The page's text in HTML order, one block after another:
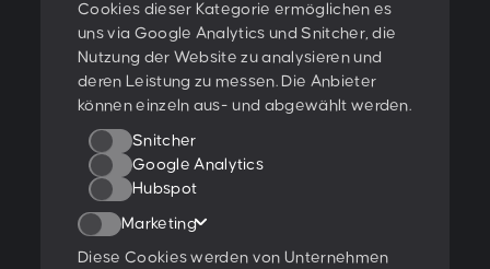
Cookies dieser Kategorie ermöglichen es
uns via Google Analytics und Snitcher, die
Nutzung der Website zu analysieren und
deren Leistung zu messen. Die Anbieter
können einzeln aus- und abgewählt werden.
Snitcher
Google Analytics
Hubspot
Marketing
Diese Cookies werden von Unternehmen
Ich stimme denDatenschutzbestimmungenzu.
Ratings & Qualifikationen
Weitere Projekte:
Behance
Dribbble